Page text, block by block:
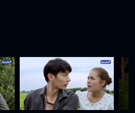
อีบัวกับไอ้ขวัญ EP.13